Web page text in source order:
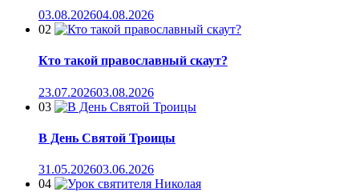
03.08.202604.08.2026
02
Кто такой православный скаут?
23.07.202603.08.2026
03
В День Святой Троицы
31.05.202603.06.2026
04